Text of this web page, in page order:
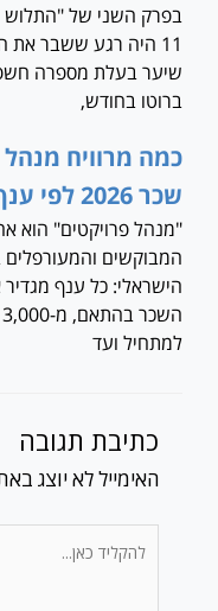
בפרק השני של "התלוש
11 היה רגע ששבר
ברוטו בחודש,
כמה מרוויח מנהל
שכר 2026 לפי ענף וותק
"מנהל פרויקטים" הוא
המבוקשים
הישראלי: כל ענף מגדיר
למתחיל ועד
כתיבת תגובה
האימייל לא יוצג
להקליד
כאן...